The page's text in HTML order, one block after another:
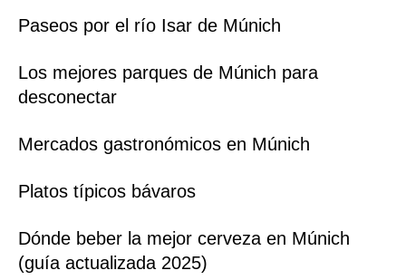
Paseos por el río Isar de Múnich
Los mejores parques de Múnich para
desconectar
Mercados gastronómicos en Múnich
Platos típicos bávaros
Dónde beber la mejor cerveza en Múnich
(guía actualizada 2025)